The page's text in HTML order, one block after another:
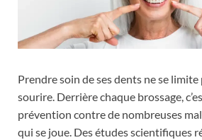
Prendre soin de ses dents ne se
sourire. Derrière chaque brossage,
prévention contre de nombreuses
qui se joue. Des études scientifiques